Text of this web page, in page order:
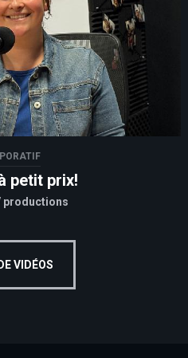
petit prix!
productions
VIDÉOS